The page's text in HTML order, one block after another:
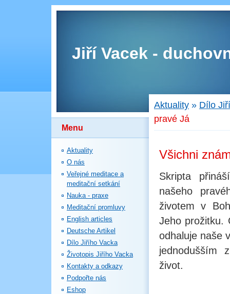
Jiří Vacek -
Menu
Aktuality
O nás
Veřejné meditace a
meditační setkání
Nauka - praxe
Meditační promluvy
English articles
Deutsche Artikel
Dílo Jiřího Vacka
Životopis Jiřího Vacka
Kontakty a odkazy
Podpořte nás
Eshop
Aktuality » Dílo
pravé Já
Všichni
Skripta
našeho
životem v
Jeho prožitku.
odhaluje naše
jednodušším
život.